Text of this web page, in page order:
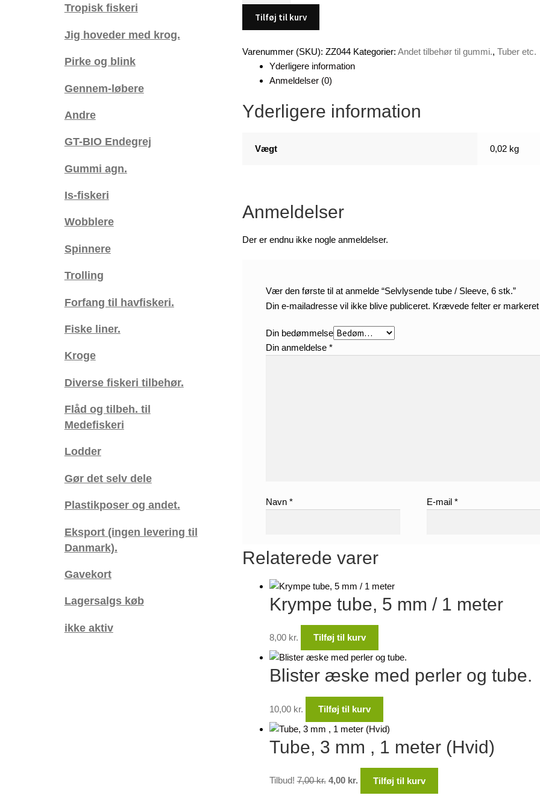
Sleeve,
stk.
Tilføj til kurv
Varenummer (SKU): ZZ044 Kategorier: Andet tilbehør til gummi., Tuber etc.
Yderligere information
Anmeldelser (0)
Yderligere information
Vægt 0,02 kg
Anmeldelser
Der er endnu ikke nogle anmeldelser.
Vær den første til at anmelde “Selvlysende tube / Sleeve, 6 stk.”
Din e-mailadresse vil ikke blive publiceret. Krævede felter er
Din bedømmelse
Din anmeldelse *
Navn * E-mail*
Relaterede varer
Krympe tube, 5 mm / 1 meter
8,00 kr. Tilføj til kurv
Blister æske med perler og tube.
10,00 kr. Tilføj til kurv
Tube, 3 mm , 1 meter (Hvid)
Tilbud! 7,00kr.
Den
4,00 kr. Tilføj til kurv
Tropisk fiskeri
Jig hoveder med krog.
Pirke og blink
Gennem-løbere
Andre
GT-BIO Endegrej
Gummi agn.
Is-fiskeri
Wobblere
Spinnere
Trolling
Forfang til havfiskeri.
Fiske liner.
Kroge
Diverse fiskeri tilbehør.
Flåd og tilbeh. til
Medefiskeri
Lodder
Gør det selv dele
Plastikposer og andet.
Eksport (ingen levering til
Danmark).
Gavekort
Lagersalgs køb
ikke aktiv